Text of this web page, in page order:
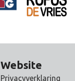
Website
Privacyverklaring